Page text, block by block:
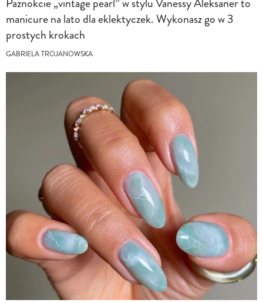
manicure na lato dla eklektyczek. Wykonasz go w 3
prostych krokach
GABRIELA TROJANOWSKA